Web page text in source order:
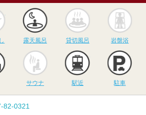
かけ流し 露天風呂
露天風呂
貸切風呂
貸切風呂 岩盤浴
サウナ
サウナ 駅近 駐車
82-0321